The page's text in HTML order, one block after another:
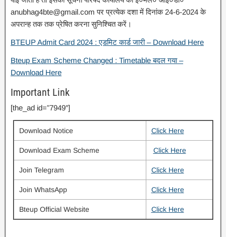
anubhag4bte@gmail.com पर प्रत्येक दशा में दिनांक 24-6-2024 के
अपरान्ह तक तक प्रेषित करना सुनिश्चित करें।
BTEUP Admit Card 2024 : एडमिट कार्ड जारी – Download Here
Bteup Exam Scheme Changed : Timetable बदल गया –
Download Here
Important Link
[the_ad id=”7949″]
Download Notice Click Here
Download Exam Scheme Click Here
Join Telegram Click Here
Join WhatsApp Click Here
Bteup Official Website Click Here